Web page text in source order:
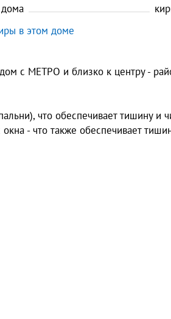
в этом доме
с МЕТРО и близко к центру -
что обеспечивает тишину и
- что также обеспечивает